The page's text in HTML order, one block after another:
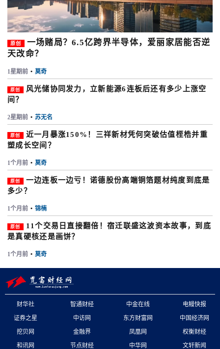
原创
一场赌局？6.5亿跨界半导体，爱丽家居能否逆
天改命？
1星期前 • 莫奇
原创
风光储协同发力，立新能源6连板后还有多少上涨空
间？
2星期前 • 苏无名
原创
近一月暴涨150%！三祥新材凭何突破估值桎梏并重
塑成长空间？
1个月前 • 莫奇
原创
一边连板一边亏！诺德股份高端铜箔题材纯度到底是
多少？
1个月前 • 锦楠
原创
11个交易日直接翻倍！宿迁联盛这波资本故事，到底
是真硬核还是画饼？
1个月前 • 莫奇
财华社 智通财经 中金在线
电鳗快报
证券之星
中访网 东方财富网
中国经济网
挖贝网
金融界 凤凰网
权衡财经
和讯网
节点财经 中华网 文轩新闻